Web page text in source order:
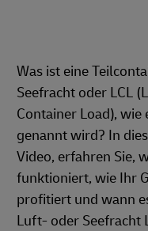
Was ist eine
Seefracht oder LCL
Container Load), wie
genannt wird? In
Video, erfahren Sie,
funktioniert, wie Ihr
profitiert und wann
Luft- oder Seefracht